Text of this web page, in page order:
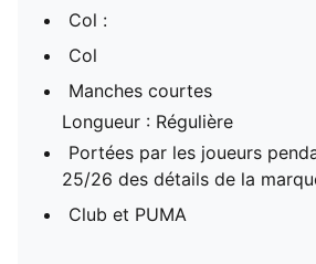
Col :
Col
Manches courtes
Longueur : Régulière
Portées par les joueurs
25/26 des détails de la
Club et PUMA